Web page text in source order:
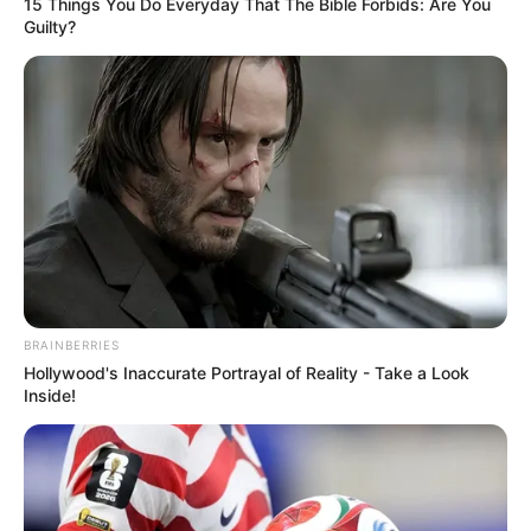
2. Merupakan remake dari drama hits Jepang
15 Things You Do Everyday That The Bible Forbids: Are You
Guilty?
BRAINBERRIES
Hollywood's Inaccurate Portrayal of Reality - Take a Look
Inside!